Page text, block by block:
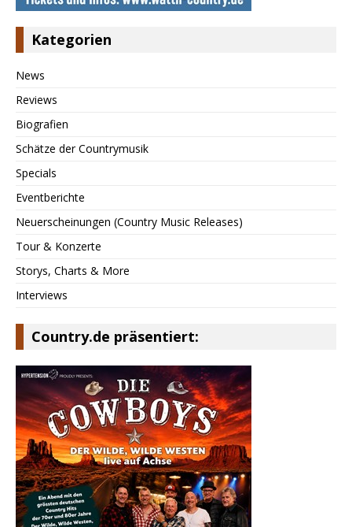
Kategorien
News
Reviews
Biografien
Schätze der Countrymusik
Specials
Eventberichte
Neuerscheinungen (Country Music Releases)
Tour & Konzerte
Storys, Charts & More
Interviews
Country.de präsentiert: